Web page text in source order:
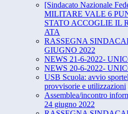
[Sindacato Nazionale
MILITARE VALE 6
STATO ACCOGLIE IL
ATA
RASSEGNA
GIUGNO 2022
NEWS 21-6-2022-
NEWS 20-6-2022-
USB Scuola: avvio
provvisorie e utilizzazioni
Assemblea/incontro
24 giugno 2022